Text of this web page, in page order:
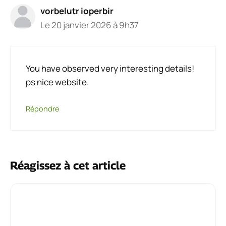
vorbelutr ioperbir
Le 20 janvier 2026 à 9h37
You have observed very interesting details!
ps nice website.
Répondre
Réagissez à cet article